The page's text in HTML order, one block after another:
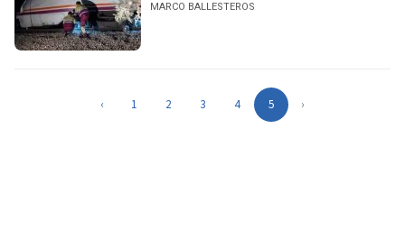
MARCO BALLESTEROS
‹ 1 2 3 4 5 ›